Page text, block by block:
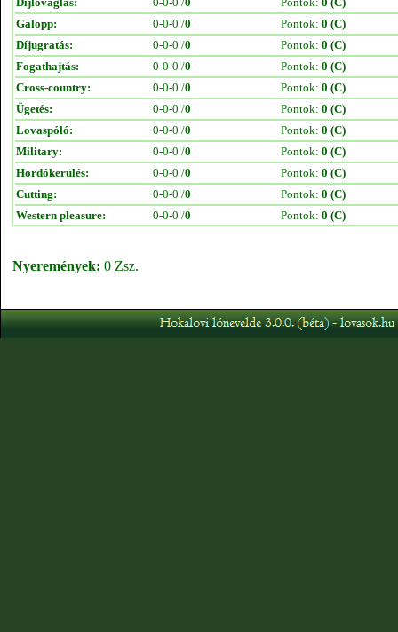
Galopp:
0-0-0 /0 Pontok: 0 (C)
Díjugratás:
0-0-0 /0 Pontok: 0 (C)
Fogathajtás:
0-0-0 /0 Pontok: 0 (C)
Cross-country:
0-0-0 /0 Pontok: 0 (C)
Ügetés:
0-0-0 /0 Pontok: 0 (C)
Lovaspóló:
0-0-0 /0 Pontok: 0 (C)
Military:
0-0-0 /0 Pontok: 0 (C)
Hordókerülés:
0-0-0 /0 Pontok: 0 (C)
Cutting:
0-0-0 /0 Pontok: 0 (C)
Western pleasure:
0-0-0 /0 Pontok: 0 (C)
Nyeremények: 0 Zsz.